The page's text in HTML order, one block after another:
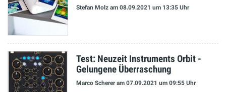
Stefan Molz am 08.09.2021 um 13:35 Uhr
Test: Neuzeit Instruments Orbit -
Gelungene Überraschung
Marco Schereram 07.09.2021 um 09:55 Uhr